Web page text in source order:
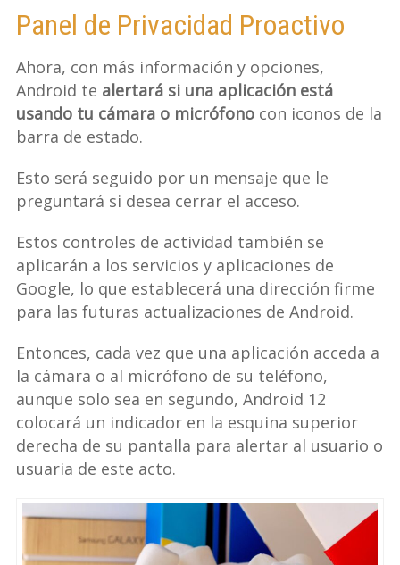
Panel de Privacidad Proactivo
Ahora, con más información y opciones,
Android te alertará si una aplicación está
usando tu cámara o micrófonocon iconos de la
barra de estado.
Esto será seguido por un mensaje que le
preguntará si desea cerrar el acceso.
Estos controles de actividad también se
aplicarán a los servicios y aplicaciones de
Google, lo que establecerá una dirección firme
para las futuras actualizaciones de Android.
Entonces, cada vez que una aplicación acceda a
la cámara o al micrófono de su teléfono,
aunque solo sea en segundo, Android 12
colocará un indicador en la esquina superior
derecha de su pantalla para alertar al usuario o
usuaria de este acto.